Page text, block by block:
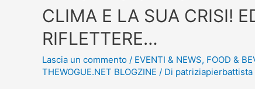
CLIMA E LA SUA CRISI!
RIFLETTERE…
Lascia un commento / EVENTI & NEWS, FOOD &
THEWOGUE.NET BLOGZINE / Di patriziapierbattista